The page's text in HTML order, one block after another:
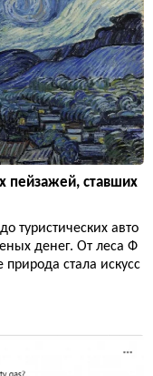
пейзажей, ставших
туристических авто
денег. От леса Ф
стала искусс